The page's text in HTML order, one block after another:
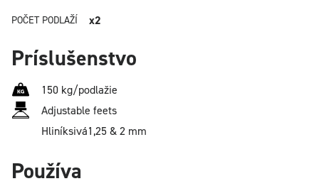
POČET PODLAŽÍ x2
Príslušenstvo
150 kg/podlažie
Adjustable feets
Hliníksivá1,25 & 2 mm
Používa